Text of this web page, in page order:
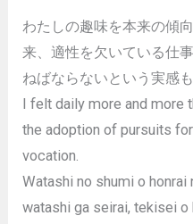
わたしの趣味を本来の傾
来、適性を欠いている仕
ねばならないという実感
I felt daily more and
the adoption of pursuits
vocation.
Watashi no shumi o honrai
watashi ga seirai, tekisei